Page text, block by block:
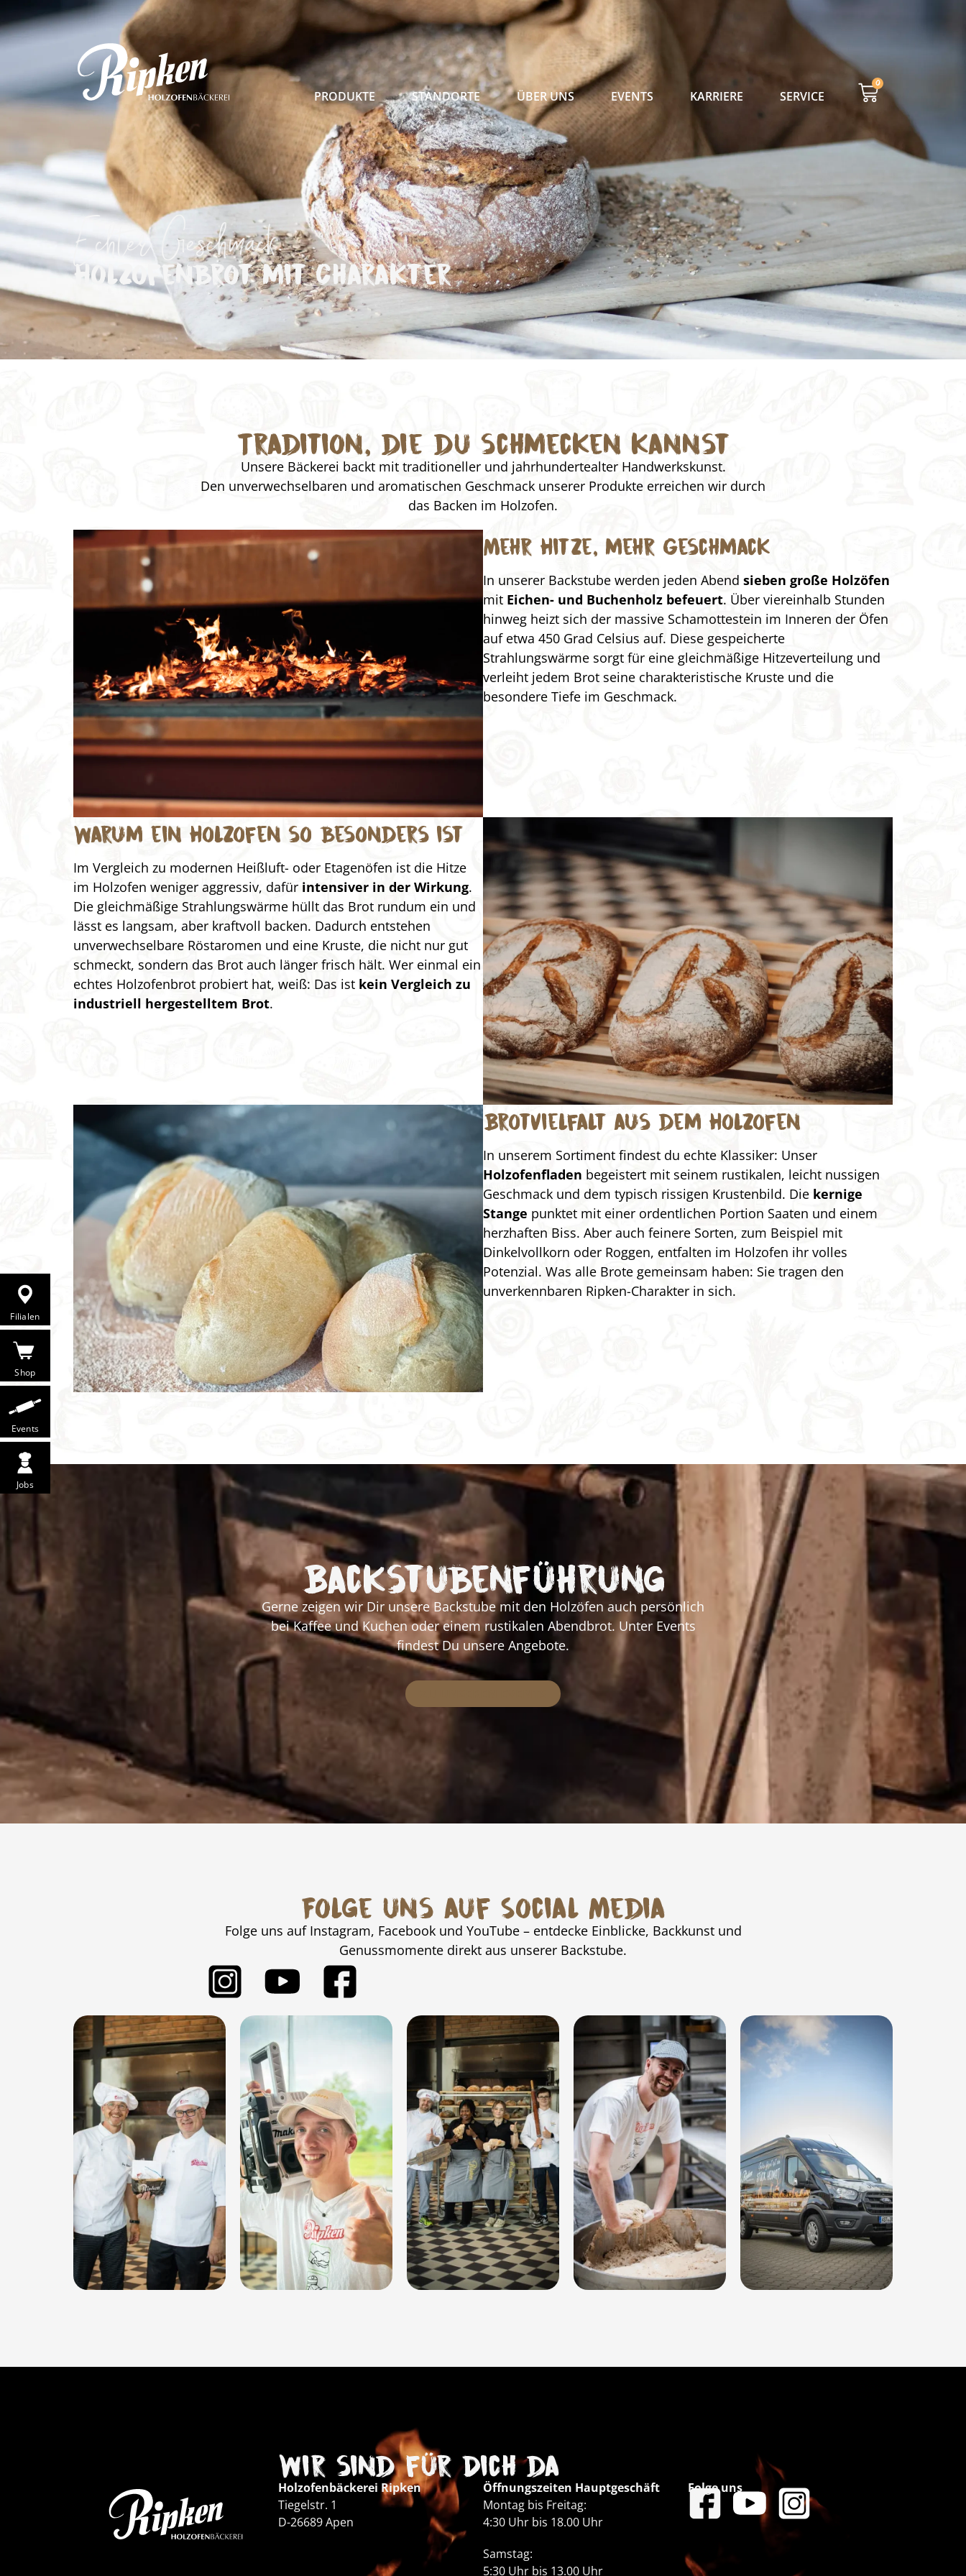
PRODUKTE STANDORTE ÜBER UNS EVENTS KARRIERE SERVICE
0
Filialen
Shop
Events
Jobs
Echter Geschmack.
Holzofenbrot mit Charakter
Tradition, die du schmecken kannst
Unsere Bäckerei backt mit traditioneller und jahrhundertealter Handwerkskunst.
Den unverwechselbaren und aromatischen Geschmack unserer Produkte erreichen wir durch
das Backen im Holzofen.
Mehr Hitze, mehr Geschmack
In unserer Backstube werden jeden Abend sieben große Holzöfen
mit Eichen- und Buchenholz befeuert. Über viereinhalb Stunden
hinweg heizt sich der massive Schamottestein im Inneren der Öfen
auf etwa 450 Grad Celsius auf. Diese gespeicherte
Strahlungswärme sorgt für eine gleichmäßige Hitzeverteilung und
verleiht jedem Brot seine charakteristische Kruste und die
besondere Tiefe im Geschmack.
Warum ein Holzofen so besonders ist
Im Vergleich zu modernen Heißluft- oder Etagenöfen ist die Hitze
im Holzofen weniger aggressiv, dafür intensiver in der Wirkung.
Die gleichmäßige Strahlungswärme hüllt das Brot rundum ein und
lässt es langsam, aber kraftvoll backen. Dadurch entstehen
unverwechselbare Röstaromen und eine Kruste, die nicht nur gut
schmeckt, sondern das Brot auch länger frisch hält. Wer einmal ein
echtes Holzofenbrot probiert hat, weiß: Das ist kein Vergleich zu
industriell hergestelltem Brot.
Brotvielfalt aus dem Holzofen
In unserem Sortiment findest du echte Klassiker: Unser
Holzofenfladen begeistert mit seinem rustikalen, leicht nussigen
Geschmack und dem typisch rissigen Krustenbild. Die kernige
Stange punktet mit einer ordentlichen Portion Saaten und einem
herzhaften Biss. Aber auch feinere Sorten, zum Beispiel mit
Dinkelvollkorn oder Roggen, entfalten im Holzofen ihr volles
Potenzial. Was alle Brote gemeinsam haben: Sie tragen den
unverkennbaren Ripken-Charakter in sich.
Backstuben­führung
Gerne zeigen wir Dir unsere Backstube mit den Holzöfen auch persönlich
bei Kaffee und Kuchen oder einem rustikalen Abendbrot. Unter Events
findest Du unsere Angebote.
Folge uns auf Social Media
Folge uns auf Instagram, Facebook und YouTube – entdecke Einblicke, Backkunst und
Genussmomente direkt aus unserer Backstube.
Wir sind für Dich da
Holzofenbäckerei Ripken
Tiegelstr. 1
D-26689 Apen
Öffnungszeiten Hauptgeschäft
Montag bis Freitag:
4:30 Uhr bis 18.00 Uhr
Samstag:
5:30 Uhr bis 13.00 Uhr
Folge uns